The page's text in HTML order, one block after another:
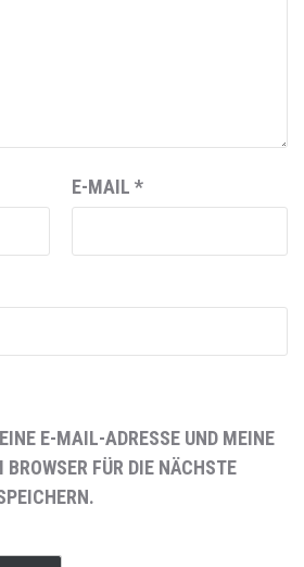
E-MAIL *
E-MAIL-ADRESSE UND MEINE
FÜR DIE NÄCHSTE